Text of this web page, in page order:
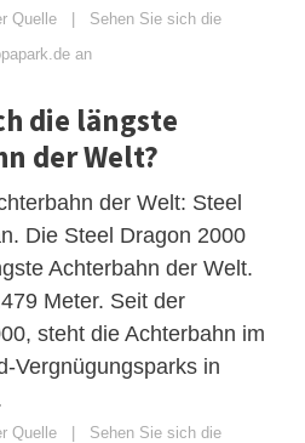
Quelle | Sehen Sie sich die
an
die längste
der Welt?
der Welt: Steel
Die Steel Dragon 2000
Achterbahn der Welt.
Meter. Seit der
steht die Achterbahn im
Vergnügungsparks in
Quelle | Sehen Sie sich die